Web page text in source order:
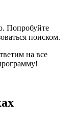
Попробуйте
поиском.
на все